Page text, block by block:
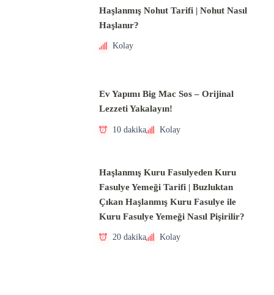
Haşlanmış Nohut Tarifi | Nohut Nasıl
Haşlanır?
Kolay
Ev Yapımı Big Mac Sos – Orijinal
Lezzeti Yakalayın!
10 dakika Kolay
Haşlanmış Kuru Fasulyeden Kuru
Fasulye Yemeği Tarifi | Buzluktan
Çıkan Haşlanmış Kuru Fasulye ile
Kuru Fasulye Yemeği Nasıl Pişirilir?
20 dakika Kolay